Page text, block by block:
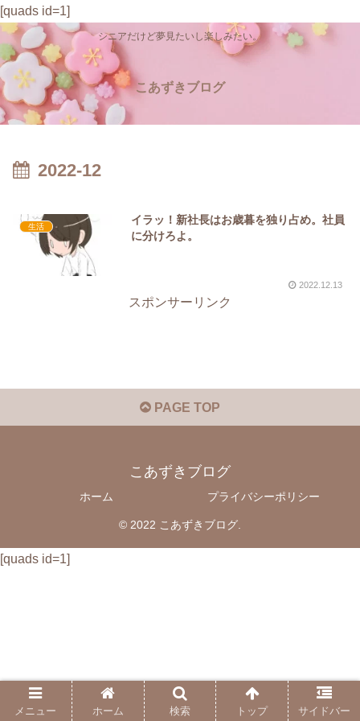
[quads id=1]
シニアだけど夢見たいし楽しみたい。
こあずきブログ
2022-12
生活
イラッ！新社長はお歳暮を独り占め。社員
に分けろよ。
2022.12.13
スポンサーリンク
PAGE TOP
こあずきブログ
ホーム プライバシーポリシー
© 2022 こあずきブログ.
メニュー ホーム 検索 トップ サイドバー
[quads id=1]